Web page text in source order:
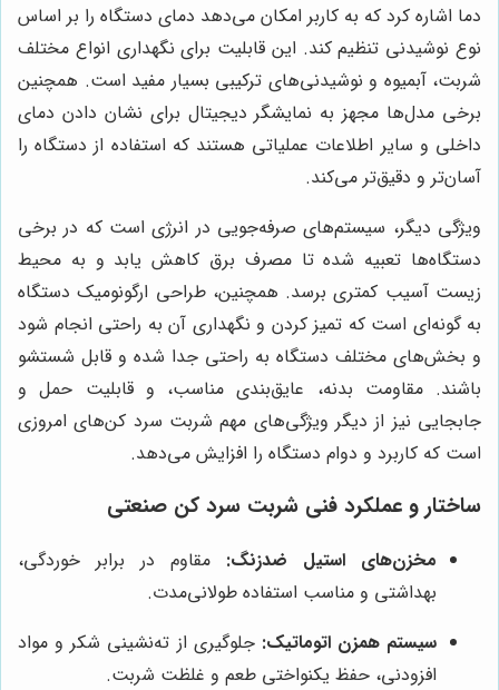
دما اشاره کرد که به کاربر امکان می‌دهد دمای دستگاه را بر اساس
نوع نوشیدنی تنظیم کند. این قابلیت برای نگهداری انواع مختلف
شربت، آبمیوه و نوشیدنی‌های ترکیبی بسیار مفید است. همچنین
برخی مدل‌ها مجهز به نمایشگر دیجیتال برای نشان دادن دمای
داخلی و سایر اطلاعات عملیاتی هستند که استفاده از دستگاه را
آسان‌تر و دقیق‌تر می‌کند.
ویژگی دیگر، سیستم‌های صرفه‌جویی در انرژی است که در برخی
دستگاه‌ها تعبیه شده تا مصرف برق کاهش یابد و به محیط
زیست آسیب کمتری برسد. همچنین، طراحی ارگونومیک دستگاه
به گونه‌ای است که تمیز کردن و نگهداری آن به راحتی انجام شود
و بخش‌های مختلف دستگاه به راحتی جدا شده و قابل شستشو
باشند. مقاومت بدنه، عایق‌بندی مناسب، و قابلیت حمل و
جابجایی نیز از دیگر ویژگی‌های مهم شربت سرد کن‌های امروزی
است که کاربرد و دوام دستگاه را افزایش می‌دهد.
ساختار و عملکرد فنی شربت سرد کن صنعتی
مخزن‌های استیل ضدزنگ: مقاوم در برابر خوردگی،
بهداشتی و مناسب استفاده طولانی‌مدت.
سیستم همزن اتوماتیک: جلوگیری از ته‌نشینی شکر و مواد
افزودنی، حفظ یکنواختی طعم و غلظت شربت.